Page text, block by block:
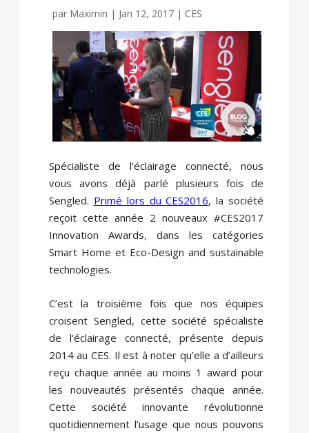
par Maximin | Jan 12, 2017| CES
Spécialiste de l’éclairage connecté, nous
vous avons déjà parlé plusieurs fois de
Sengled. Primé lors du CES2016, la société
reçoit cette année 2 nouveaux #CES2017
Innovation Awards, dans les catégories
Smart Home et Eco-Design and sustainable
technologies.
C’est la troisième fois que nos équipes
croisent Sengled, cette société spécialiste
de l’éclairage connecté, présente depuis
2014 au CES. Il est à noter qu’elle a d’ailleurs
reçu chaque année au moins 1 award pour
les nouveautés présentés chaque année.
Cette société innovante révolutionne
quotidiennement l’usage que nous pouvons